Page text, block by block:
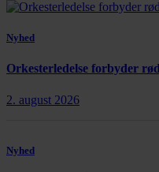
Nyhed
Orkesterledelse forbyder
2. august 2026
Nyhed